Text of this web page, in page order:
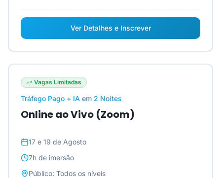
Ver Detalhes e Inscrever
Vagas Limitadas
Tráfego Pago + IA em 2 Noites
Online ao Vivo (Zoom)
17 e 19 de Agosto
7h de imersão
Público: Todos os níveis